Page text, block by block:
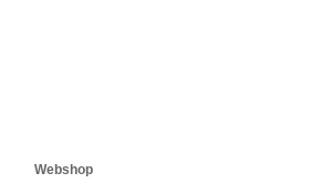
Webshop